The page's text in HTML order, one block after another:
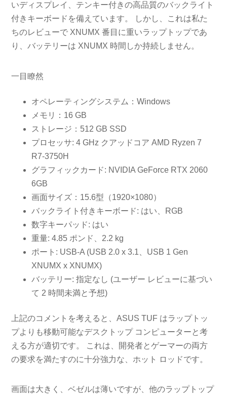
いディスプレイ、テンキー付きの高品質のバックライト
付きキーボードを備えています。 しかし、これは私た
ちのレビューで XNUMX 番目に重いラップトップであ
り、バッテリーは XNUMX 時間しか持続しません。
一目瞭然
オペレーティングシステム：Windows
メモリ：16 GB
ストレージ：512 GB SSD
プロセッサ: 4 GHz クアッドコア AMD Ryzen 7
R7-3750H
グラフィックカード: NVIDIA GeForce RTX 2060
6GB
画面サイズ：15.6型（1920×1080）
バックライト付きキーボード: はい、RGB
数字キーパッド: はい
重量: 4.85 ポンド、2.2 kg
ポート: USB-A (USB 2.0 x 3.1、USB 1 Gen
XNUMX x XNUMX)
バッテリー: 指定なし (ユーザー レビューに基づい
て 2 時間未満と予想)
上記のコメントを考えると、ASUS TUF はラップトッ
プよりも移動可能なデスクトップ コンピューターと考
える方が適切です。 これは、開発者とゲーマーの両方
の要求を満たすのに十分強力な、ホット ロッドです。
画面は大きく、ベゼルは薄いですが、他のラップトップ